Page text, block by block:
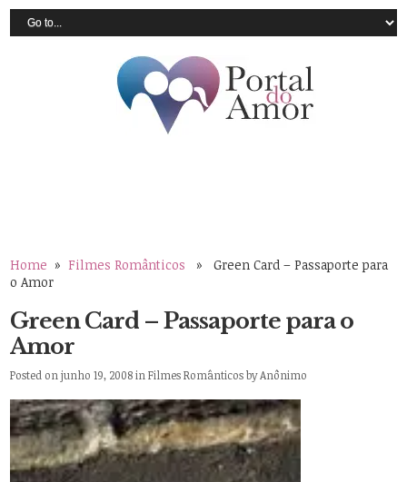
Home » Filmes Românticos » Green Card – Passaporte para
o Amor
Green Card – Passaporte para o
Amor
Posted on junho 19, 2008 inFilmes RomânticosbyAnônimo